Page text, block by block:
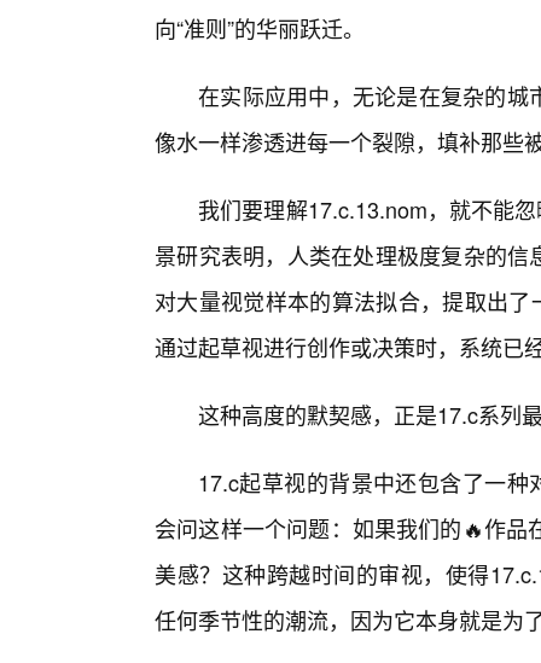
向“准则”的华丽跃迁。
在实际应用中，无论是在复杂的
像水一样渗透进每一个裂隙，填补那些
我们要理解17.c.13.nom，就不能
景研究表明，人类在处理极度复杂的
对大量视觉样本的算法拟合，提取出
通过起草视进行创作或决策时，系统已
这种高度的默契感，正是17.c系列
17.c起草视的背景中还包含了一种
会问这样一个问题：如果我们的🔥作
美感？这种跨越时间的审视，使得
任何季节性的潮流，因为它本身就是为